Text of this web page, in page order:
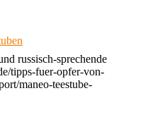
russisch-sprechende
tipps-fuer-opfer-von-
maneo-teestube-